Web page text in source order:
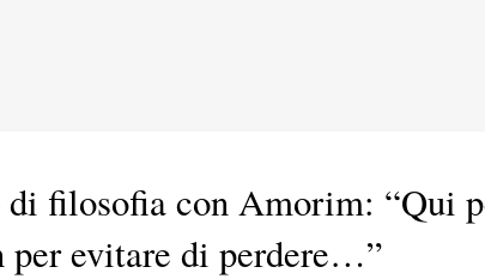
filosofia con Amorim: “Qui
per evitare di perdere…”